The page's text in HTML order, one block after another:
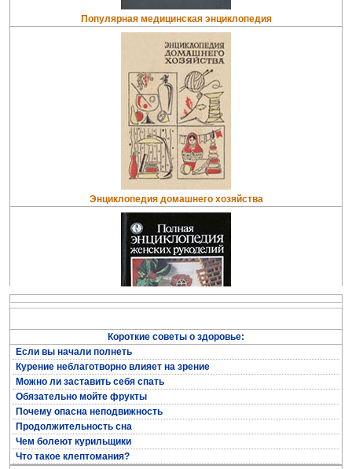
Популярная медицинская энциклопедия
Энциклопедия домашнего хозяйства
Полная энциклопедия женских рукоделий
Короткие советы о здоровье:
Если вы начали полнеть
Курение неблаготворно влияет на зрение
Можно ли заставить себя спать
Обязательно мойте фрукты
Почему опасна неподвижность
Продолжительность сна
Чем болеют курильщики
Что такое клептомания?